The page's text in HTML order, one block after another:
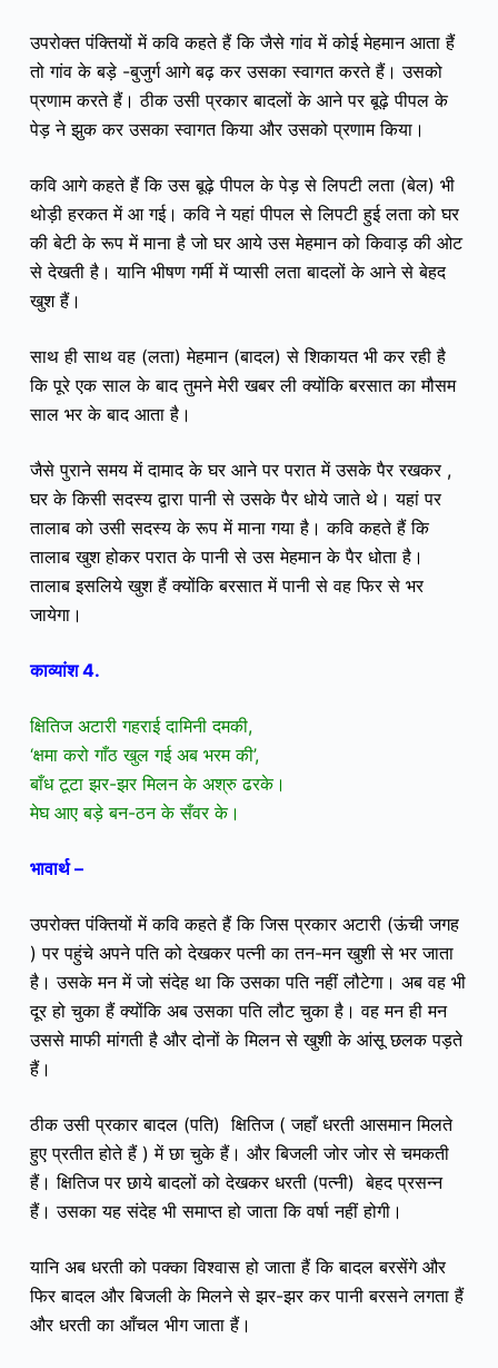
उपरोक्त पंक्तियों में कवि कहते हैं कि जैसे गांव में कोई मेहमान आता हैं
तो गांव के बड़े -बुजुर्ग आगे बढ़ कर उसका स्वागत करते हैं। उसको
प्रणाम करते हैं। ठीक उसी प्रकार बादलों के आने पर बूढ़े पीपल के
पेड़ ने झुक कर उसका स्वागत किया और उसको प्रणाम किया।
कवि आगे कहते हैं कि उस बूढ़े पीपल के पेड़ से लिपटी लता (बेल) भी
थोड़ी हरकत में आ गई।कवि ने यहांपीपल से लिपटी हुई लताको घर
की बेटी के रूप में माना है जो घर आये उस मेहमान को किवाड़ की ओट
से देखती है। यानि भीषण गर्मी में प्यासी लता बादलों के आने से बेहद
खुश हैं।
साथ ही साथ वह (लता) मेहमान (बादल) से शिकायत भी कर रही है
कि पूरे एक साल के बाद तुमने मेरी खबर ली क्योंकि बरसात का मौसम
साल भर के बाद आता है।
जैसे पुराने समय में दामाद के घर आने पर परात में उसके पैर रखकर ,
घर के किसी सदस्य द्वारा पानी से उसके पैर धोये जाते थे। यहां पर
तालाब को उसी सदस्य के रूप में माना गया है। कवि कहते हैं कि
तालाब खुश होकर परात के पानी से उस मेहमान के पैर धोता है।
तालाब इसलिये खुश हैं क्योंकि बरसात में पानी से वह फिर से भर
जायेगा।
काव्यांश 4.
क्षितिज अटारी गहराई दामिनी दमकी,
‘क्षमा करो गाँठ खुल गई अब भरम की’,
बाँध टूटा झर-झर मिलन के अश्रु ढरके।
मेघ आए बड़े बन-ठन के सँवर के।
भावार्थ –
उपरोक्त पंक्तियों में कवि कहते हैं कि जिस प्रकार अटारी (ऊंची जगह
) पर पहुंचे अपने पति को देखकर पत्नी का तन-मन खुशी से भर जाता
है। उसके मन में जो संदेह था कि उसका पति नहीं लौटेगा। अब वह भी
दूर हो चुका हैं क्योंकि अब उसका पति लौट चुका है। वह मन ही मन
उससे माफी मांगती है और दोनों के मिलन से खुशी के आंसू छलक पड़ते
हैं।
ठीक उसी प्रकार बादल (पति) क्षितिज ( जहाँ धरती आसमान मिलते
हुए प्रतीत होते हैं ) में छा चुके हैं। और बिजली जोर जोर से चमकती
हैं। क्षितिज पर छाये बादलों को देखकर धरती (पत्नी) बेहद प्रसन्न
हैं। उसका यह संदेह भी समाप्त हो जाता कि वर्षा नहीं होगी।
यानि अब धरती को पक्का विश्वास हो जाता हैं कि बादल बरसेंगे और
फिर बादल और बिजली के मिलने से झर-झर कर पानी बरसने लगता हैं
और धरती का आँचल भीग जाता हैं।